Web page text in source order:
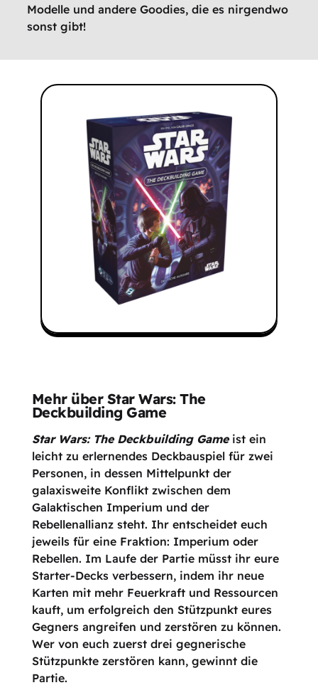
Modelle und andere Goodies, die es nirgendwo
sonst gibt!
Mehr über Star Wars: The
Deckbuilding Game
Star Wars: The Deckbuilding Gameist ein
leicht zu erlernendes Deckbauspiel für zwei
Personen, in dessen Mittelpunkt der
galaxisweite Konflikt zwischen dem
Galaktischen Imperium und der
Rebellenallianz steht. Ihr entscheidet euch
jeweils für eine Fraktion: Imperium oder
Rebellen. Im Laufe der Partie müsst ihr eure
Starter-Decks verbessern, indem ihr neue
Karten mit mehr Feuerkraft und Ressourcen
kauft, um erfolgreich den Stützpunkt eures
Gegners angreifen und zerstören zu können.
Wer von euch zuerst drei gegnerische
Stützpunkte zerstören kann, gewinnt die
Partie.